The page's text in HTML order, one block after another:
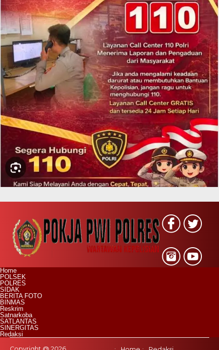
Home
POLSEK
POLRES
SIDAK
BERITA FOTO
BINMAS
Reskrim
Satnarkoba
SATLANTAS
SINERGITAS
Redaksi